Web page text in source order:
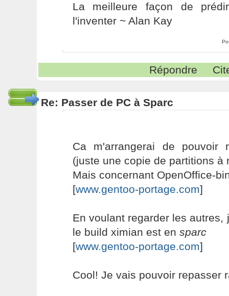
La meilleure façon de
l'inventer ~ Alan Kay
Répondre
Re: Passer de PC à Sparc
Ca m'arrangerai de pouvoir
(juste une copie de partitions à
Mais concernant OpenOffice-
[www.gentoo-portage.com]
En voulant regarder les autres,
le build ximian est en sparc
[www.gentoo-portage.com]
Cool! Je vais pouvoir repasser